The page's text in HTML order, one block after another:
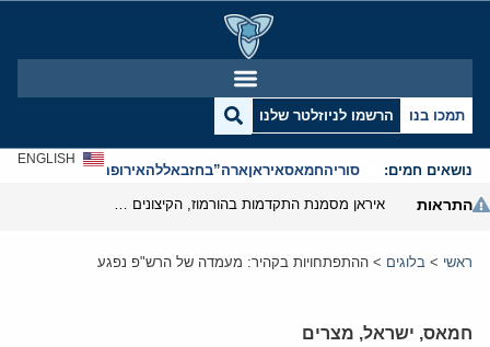
תמכו בנו הרשמו לניוזלטר שלנו
נושאים חמים: סוריהחמאסאיראןארה”בחזבאללהאירופהאנטישמיות
ENGLISH
התראות
ראשי > בלוגים > ההתפתחויות בקהיר: מעמדה של הרש"פ נפגע
חמאס, ישראל, מצרים